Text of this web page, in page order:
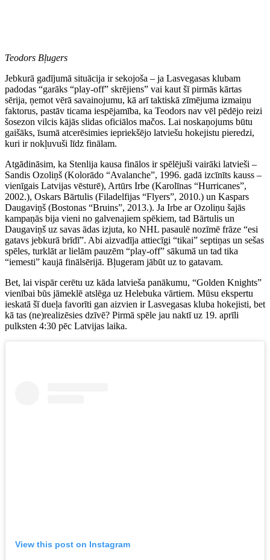
Teodors Bļugers
Jebkurā gadījumā situācija ir sekojoša – ja Lasvegasas klubam
padodas “garāks “play-off” skrējiens” vai kaut šī pirmās kārtas
sērija, ņemot vērā savainojumu, kā arī taktiskā zīmējuma izmaiņu
faktorus, pastāv ticama iespējamība, ka Teodors nav vēl pēdējo reizi
šosezon vilcis kājās slidas oficiālos mačos. Lai noskaņojums būtu
gaišāks, īsumā atcerēsimies iepriekšējo latviešu hokejistu pieredzi,
kuri ir nokļuvuši līdz finālam.
Atgādināsim, ka Stenlija kausa finālos ir spēlējuši vairāki latvieši –
Sandis Ozoliņš (Kolorādo “Avalanche”, 1996. gadā izcīnīts kauss –
vienīgais Latvijas vēsturē), Artūrs Irbe (Karolīnas “Hurricanes”,
2002.), Oskars Bārtulis (Filadelfijas “Flyers”, 2010.) un Kaspars
Daugaviņš (Bostonas “Bruins”, 2013.). Ja Irbe ar Ozoliņu šajās
kampaņās bija vieni no galvenajiem spēkiem, tad Bārtulis un
Daugaviņš uz savas ādas izjuta, ko NHL pasaulē nozīmē frāze “esi
gatavs jebkurā brīdī”. Abi aizvadīja attiecīgi “tikai” septiņas un sešas
spēles, turklāt ar lielām pauzēm “play-off” sākumā un tad tika
“iemesti” kaujā finālsērijā. Bļugeram jābūt uz to gatavam.
Bet, lai vispār cerētu uz kāda latvieša panākumu, “Golden Knights”
vienībai būs jāmeklē atslēga uz Helebuka vārtiem. Mūsu ekspertu
ieskatā šī dueļa favorīti gan aizvien ir Lasvegasas kluba hokejisti, bet
kā tas (ne)realizēsies dzīvē? Pirmā spēle jau naktī uz 19. aprīli
pulksten 4:30 pēc Latvijas laika.
View this post on Instagram